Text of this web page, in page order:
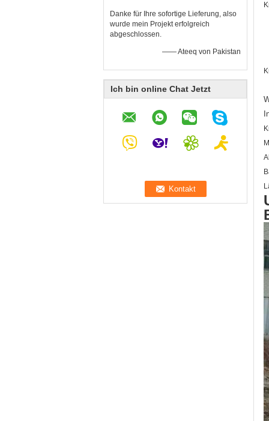
Danke für Ihre sofortige Lieferung, also
wurde mein Projekt erfolgreich
abgeschlossen.
—— Ateeq von Pakistan
Ich bin online Chat Jetzt